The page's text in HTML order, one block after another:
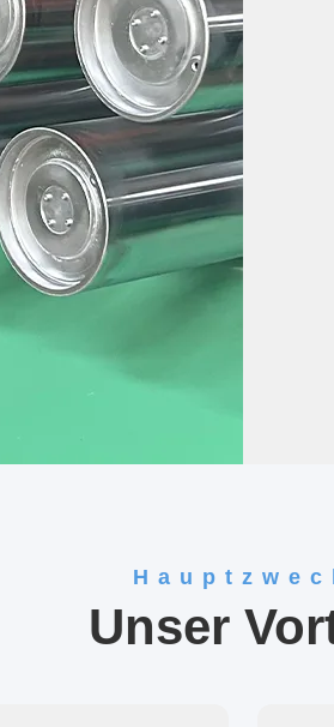
Unser